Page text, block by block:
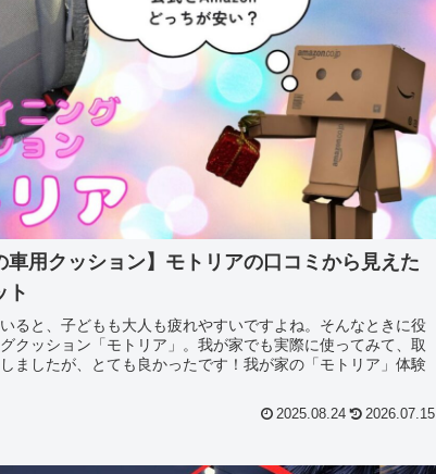
車用クッション】モトリアの口コミから見えた
ト
ると、子どもも大人も疲れやすいですよね。そんなときに役
クッション「モトリア」。我が家でも実際に使ってみて、取
ましたが、とても良かったです！我が家の「モトリア」体験
2025.08.24 2026.07.15